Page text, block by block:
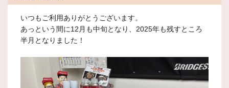
いつもご利用ありがとうございます。
あっという間に12月も中旬となり、2025年も残すところ
半月となりました！